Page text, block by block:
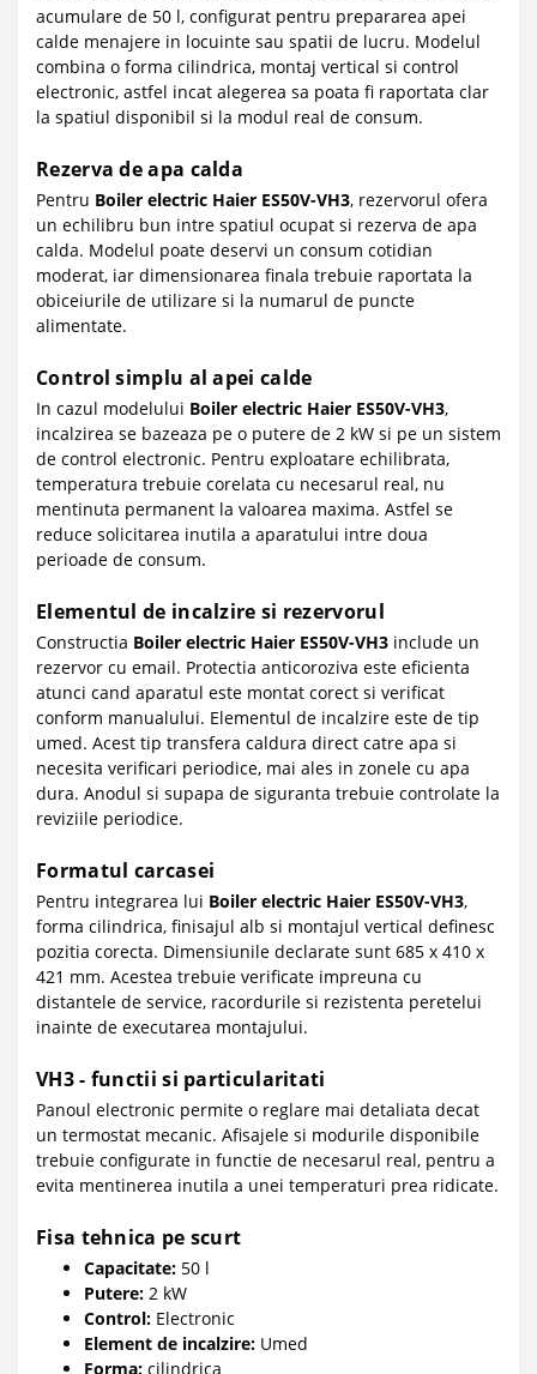
acumulare de 50 l, configurat pentru prepararea apei
calde menajere in locuinte sau spatii de lucru. Modelul
combina o forma cilindrica, montaj vertical si control
electronic, astfel incat alegerea sa poata fi raportata clar
la spatiul disponibil si la modul real de consum.
Rezerva de apa calda
Pentru Boiler electric Haier ES50V-VH3, rezervorul ofera
un echilibru bun intre spatiul ocupat si rezerva de apa
calda. Modelul poate deservi un consum cotidian
moderat, iar dimensionarea finala trebuie raportata la
obiceiurile de utilizare si la numarul de puncte
alimentate.
Control simplu al apei calde
In cazul modelului Boiler electric Haier ES50V-VH3,
incalzirea se bazeaza pe o putere de 2 kW si pe un sistem
de control electronic. Pentru exploatare echilibrata,
temperatura trebuie corelata cu necesarul real, nu
mentinuta permanent la valoarea maxima. Astfel se
reduce solicitarea inutila a aparatului intre doua
perioade de consum.
Elementul de incalzire si rezervorul
Constructia Boiler electric Haier ES50V-VH3 include un
rezervor cu email. Protectia anticoroziva este eficienta
atunci cand aparatul este montat corect si verificat
conform manualului. Elementul de incalzire este de tip
umed. Acest tip transfera caldura direct catre apa si
necesita verificari periodice, mai ales in zonele cu apa
dura. Anodul si supapa de siguranta trebuie controlate la
reviziile periodice.
Formatul carcasei
Pentru integrarea lui Boiler electric Haier ES50V-VH3,
forma cilindrica, finisajul alb si montajul vertical definesc
pozitia corecta. Dimensiunile declarate sunt 685 x 410 x
421 mm. Acestea trebuie verificate impreuna cu
distantele de service, racordurile si rezistenta peretelui
inainte de executarea montajului.
VH3 - functii si particularitati
Panoul electronic permite o reglare mai detaliata decat
un termostat mecanic. Afisajele si modurile disponibile
trebuie configurate in functie de necesarul real, pentru a
evita mentinerea inutila a unei temperaturi prea ridicate.
Fisa tehnica pe scurt
Capacitate: 50 l
Putere: 2 kW
Control: Electronic
Element de incalzire: Umed
Forma: cilindrica